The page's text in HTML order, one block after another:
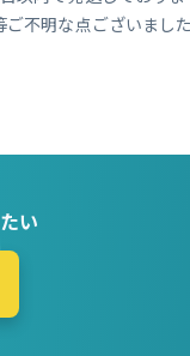
不明な点ございました
い